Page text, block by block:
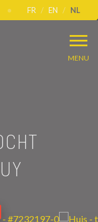
FR EN NL
MENU